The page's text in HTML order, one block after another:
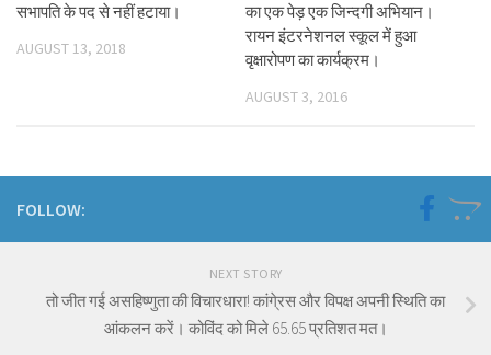
सभापति के पद से नहीं हटाया।
AUGUST 13, 2018
का एक पेड़ एक जिन्दगी अभियान।
रायन इंटरनेशनल स्कूल में हुआ
वृक्षारोपण का कार्यक्रम।
AUGUST 3, 2016
FOLLOW:
NEXT STORY
तो जीत गई असहिष्णुता की विचारधारा! कांगे्रस और विपक्ष अपनी स्थिति का
आंकलन करें। कोविंद को मिले 65.65 प्रतिशत मत।